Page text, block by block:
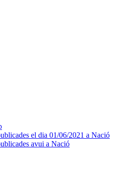
el dia 01/06/2021 a Nació
avui a Nació